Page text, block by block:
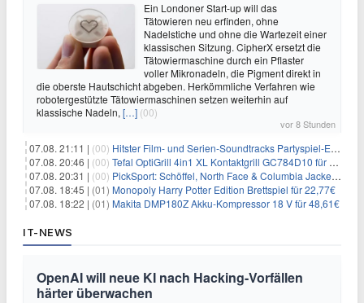
Ein Londoner Start-up will das
Tätowieren neu erfinden, ohne
Nadelstiche und ohne die Wartezeit einer
klassischen Sitzung. CipherX ersetzt die
Tätowiermaschine durch ein Pflaster
voller Mikronadeln, die Pigment direkt in
die oberste Hautschicht abgeben. Herkömmliche Verfahren wie
robotergestützte Tätowiermaschinen setzen weiterhin auf
klassische Nadeln, […] (00)
vor 8 Stunden
07.08. 21:11 | (00) Hitster Film- und Serien-Soundtracks Partyspiel-Erweiterung für 6,99€
07.08. 20:46 | (00) Tefal OptiGrill 4in1 XL Kontaktgrill GC784D10 für 239,99€
07.08. 20:31 | (00) PickSport: Schöffel, North Face & Columbia Jacken ab 39,60€
07.08. 18:45 | (01) Monopoly Harry Potter Edition Brettspiel für 22,77€
07.08. 18:22 | (01) Makita DMP180Z Akku-Kompressor 18 V für 48,61€
IT-NEWS
OpenAI will neue KI nach Hacking-Vorfällen
härter überwachen